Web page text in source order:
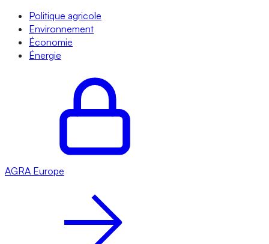
Politique agricole
Environnement
Économie
Énergie
AGRA Europe